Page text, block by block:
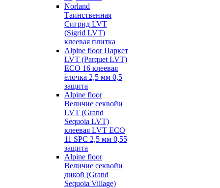
Norland
Таинственная
Сигрид LVT
(Sigrid LVT)
клеевая плитка
Alpine floor Паркет
LVT (Parquet LVT)
ECO 16 клеевая
ёлочка 2,5 мм 0,5
защита
Alpine floor
Величие секвойи
LVT (Grand
Sequoia LVT)
клеевая LVT ECO
11 SPC 2,5 мм 0,55
защита
Alpine floor
Величие секвойи
дикой (Grand
Sequoia Village)